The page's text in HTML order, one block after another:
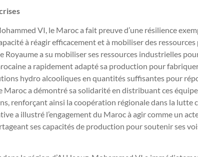
VI, le Maroc a fait preuve d’une résilience
à réagir efficacement et à mobiliser des
Royaume a su mobiliser ses ressources industrielles
a rapidement adapté sa production pour
hydro alcooliques en quantités suffisantes pour
Maroc a démontré sa solidarité en distribuant ces
renforçant ainsi la coopération régionale dans la lutte
a illustré l’engagement du Maroc à agir comme un
ses capacités de production pour soutenir ses